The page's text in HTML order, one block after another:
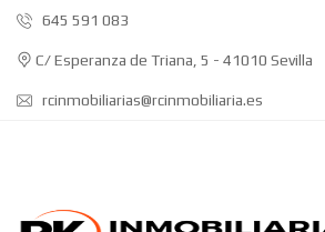
645 591 083
C/ Esperanza de Triana, 5 - 41010 Sevilla
rcinmobiliarias@rcinmobiliaria.es